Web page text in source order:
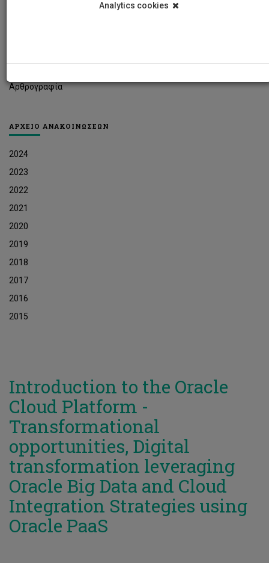
Αρθρογραφία
ΑΡΧΕΙΟ ΑΝΑΚΟΙΝΩΣΕΩΝ
2024
2023
2022
2021
2020
2019
2018
2017
2016
2015
Introduction to the Oracle
Cloud Platform -
Transformational
opportunities, Digital
transformation leveraging
Oracle Big Data and Cloud
Integration Strategies using
Oracle PaaS
Analytics cookies